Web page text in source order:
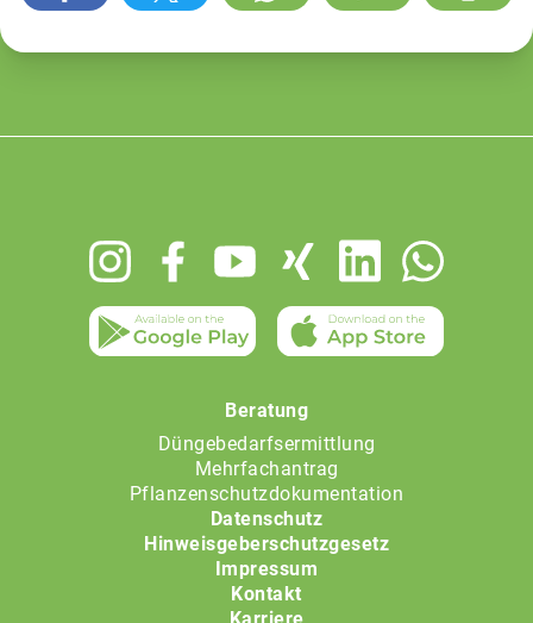
Beratung
Düngebedarfsermittlung
Mehrfachantrag
Pflanzenschutzdokumentation
Datenschutz
Hinweisgeberschutzgesetz
Impressum
Kontakt